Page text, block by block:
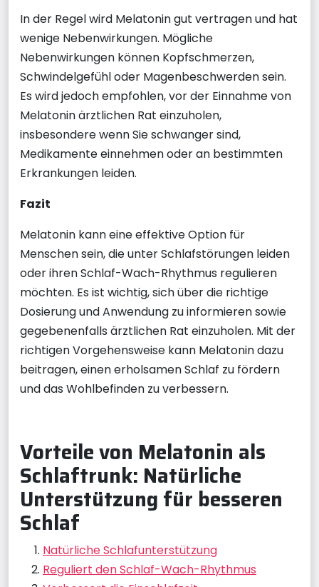
In der Regel wird Melatonin gut vertragen und hat
wenige Nebenwirkungen. Mögliche
Nebenwirkungen können Kopfschmerzen,
Schwindelgefühl oder Magenbeschwerden sein.
Es wird jedoch empfohlen, vor der Einnahme von
Melatonin ärztlichen Rat einzuholen,
insbesondere wenn Sie schwanger sind,
Medikamente einnehmen oder an bestimmten
Erkrankungen leiden.
Fazit
Melatonin kann eine effektive Option für
Menschen sein, die unter Schlafstörungen leiden
oder ihren Schlaf-Wach-Rhythmus regulieren
möchten. Es ist wichtig, sich über die richtige
Dosierung und Anwendung zu informieren sowie
gegebenenfalls ärztlichen Rat einzuholen. Mit der
richtigen Vorgehensweise kann Melatonin dazu
beitragen, einen erholsamen Schlaf zu fördern
und das Wohlbefinden zu verbessern.
Vorteile von Melatonin als
Schlaftrunk: Natürliche
Unterstützung für besseren
Schlaf
Natürliche Schlafunterstützung
Reguliert den Schlaf-Wach-Rhythmus